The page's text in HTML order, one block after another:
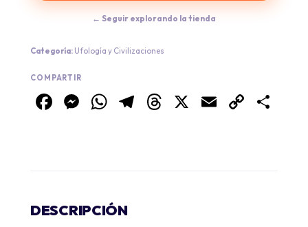
← Seguir explorando la tienda
Categoría: Ufología y Civilizaciones
COMPARTIR
Facebook
Messenger
WhatsApp
Telegram
Threads
X EmailCopy
DESCRIPCIÓN